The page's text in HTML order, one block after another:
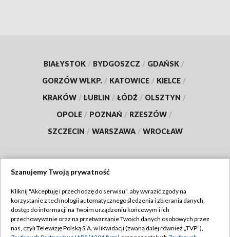
BIAŁYSTOK / BYDGOSZCZ / GDAŃSK /
GORZÓW WLKP. / KATOWICE / KIELCE /
KRAKÓW / LUBLIN / ŁÓDŹ / OLSZTYN /
OPOLE / POZNAŃ / RZESZÓW /
SZCZECIN / WARSZAWA / WROCŁAW
TVP
Abonament TVP
Regulamin TVP
Szanujemy Twoją prywatność
Kliknij "Akceptuję i przechodzę do serwisu", aby wyrazić zgody na
korzystanie z technologii automatycznego śledzenia i zbierania danych,
dostęp do informacji na Twoim urządzeniu końcowym i ich
przechowywanie oraz na przetwarzanie Twoich danych osobowych przez
nas, czyli Telewizję Polską S.A. w likwidacji (zwaną dalej również „TVP”),